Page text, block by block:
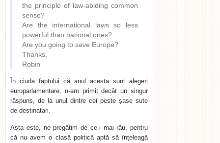
the principle of law-abiding common
sense?
Are the international laws so less
powerful than national ones?
Are you going to save Europe?
Thanks,
Robin
În ciuda faptului că anul acesta sunt alegeri
europarlamentare, n-am primit decât un singur
răspuns, de la unul dintre cei peste șase sute
de destinatari.
Asta este, ne pregătim de ce-i mai rău, pentru
că nu avem o clasă politică aptă să înțeleagă